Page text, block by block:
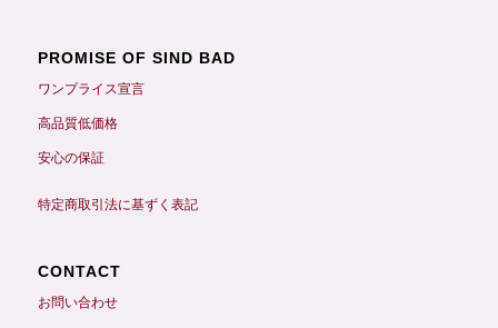
PROMISE OF SIND BAD
ワンプライス宣言
高品質低価格
安心の保証
特定商取引法に基ずく表記
CONTACT
お問い合わせ